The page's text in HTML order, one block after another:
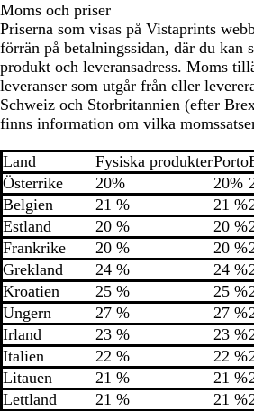
Moms och priser
Priserna som visas på Vistaprints
förrän på betalningssidan, där du kan
produkt och leveransadress. Moms
leveranser som utgår från eller
Schweiz och Storbritannien (efter
finns information om vilka
Land Fysiska produkterPorto
Österrike
20% 20%
Belgien
21 % 21 %
Estland
20 % 20 %
Frankrike
20 % 20 %
Grekland
24 % 24 %
Kroatien
25 % 25 %
Ungern
27 % 27 %
Irland
23 % 23 %
Italien
22 % 22 %
Litauen
21 % 21 %
Lettland
21 % 21 %